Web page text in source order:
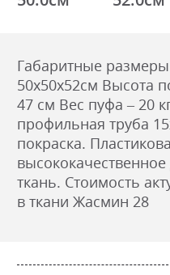
Габаритные
50х50х52см Высота
47 см Вес пуфа – 20
профильная труба
покраска.
ткань. Стоимость
в ткани Жасмин 28